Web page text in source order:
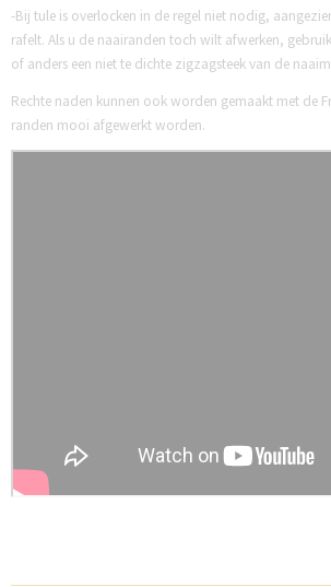
-Bij tule is overlocken in de regel niet nodig,
rafelt. Als u de naairanden toch wilt afwerken,
of anders een niet te dichte zigzagsteek van de
Rechte naden kunnen ook worden gemaakt met de
randen mooi afgewerkt worden.